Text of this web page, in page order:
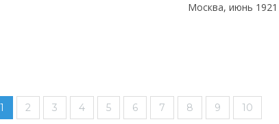
Москва, июнь 1921
1 2 3 4 5 6 7 8 9
10